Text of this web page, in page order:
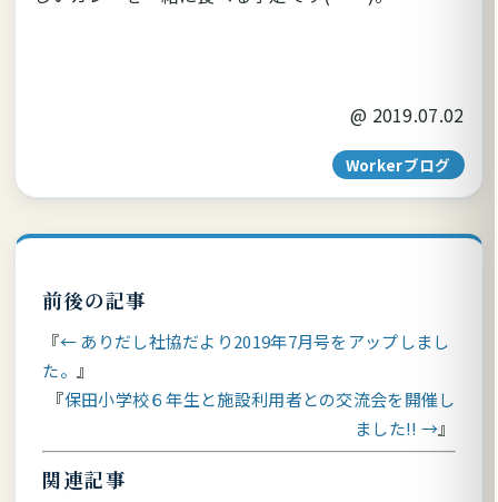
@ 2019.07.02
Workerブログ
前後の記事
← ありだし社協だより2019年7月号をアップしまし
た。
保田小学校６年生と施設利用者との交流会を開催し
ました!! →
関連記事